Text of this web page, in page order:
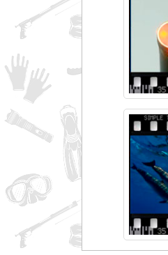
Производитель
_JSHOP_SEARCH_COINS
от
до
грн